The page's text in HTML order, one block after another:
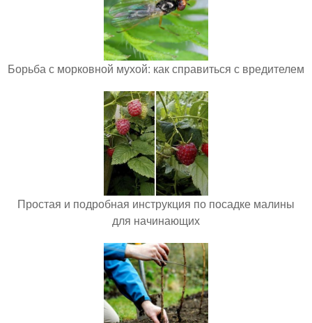
Борьба с морковной мухой: как справиться с вредителем
Простая и подробная инструкция по посадке малины
для начинающих